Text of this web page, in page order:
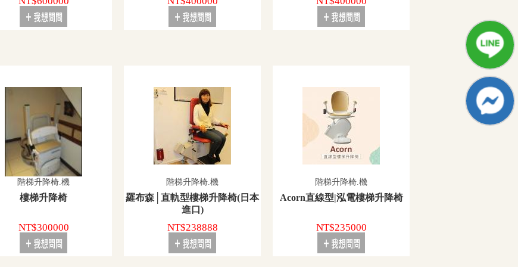
階梯升降椅.機
樓梯升降椅
NT$300000
階梯升降椅.機
羅布森│直軌型樓梯升降椅(日本
進口)
NT$238888
階梯升降椅.機
Acorn直線型|泓電樓梯升降椅
NT$235000